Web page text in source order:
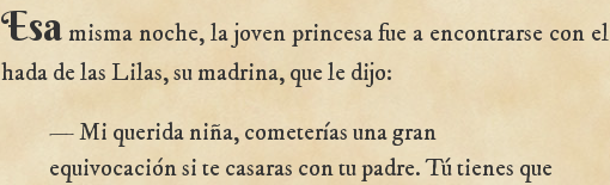
Esa misma noche, la joven princesa fue a encontrarse con el
hada de las Lilas, su madrina, que le dijo:
— Mi querida niña, cometerías una gran
equivocación si te casaras con tu padre. Tú tienes que